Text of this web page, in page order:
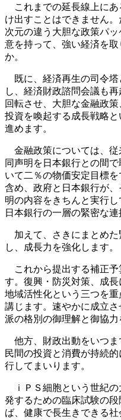
これまでの延長線上にあ
け出すことはできません
次元の違う大胆な政策パ
意を持って、強い経済を
か。
既に、経済再生の司令塔
し、経済財政諮問会議も
回転させ、大胆な金融政
投資を喚起する成長戦略
進めます。
金融政策については、従
同声明を日本銀行との間
いて二％の物価安定目標
含め、政府と日本銀行が
明の内容をきちんと実行
日本銀行の一層の緊密な連
加えて、さきにまとめた
し、成長力を強化します。
これから提出する補正予
す。復興・防災対策、成
地域活性化という三つを
講じます。速やかに成立
派の格別の御理解と御協力
他方、財政出動をいつま
民間の投資と消費が持続
行してまいります。
ｉＰＳ細胞という世紀の
発するための臨床試験の
ば、健康で長生きできる社